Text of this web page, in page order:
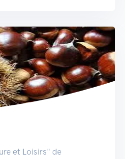
et Loisirs" de